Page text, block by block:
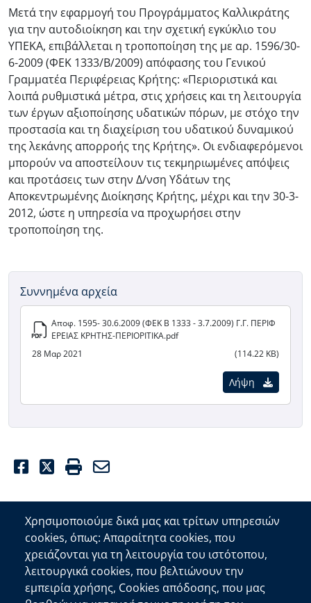
Μετά την εφαρμογή του Προγράμματος Καλλικράτης
για την αυτοδιοίκηση και την σχετική εγκύκλιο του
ΥΠΕΚΑ, επιβάλλεται η τροποποίηση της με αρ. 1596/30-
6-2009 (ΦΕΚ 1333/Β/2009) απόφασης του Γενικού
Γραμματέα Περιφέρειας Κρήτης: «Περιοριστικά και
λοιπά ρυθμιστικά μέτρα, στις χρήσεις και τη λειτουργία
των έργων αξιοποίησης υδατικών πόρων, με στόχο την
προστασία και τη διαχείριση του υδατικού δυναμικού
της λεκάνης απορροής της Κρήτης». Οι ενδιαφερόμενοι
μπορούν να αποστείλουν τις τεκμηριωμένες απόψεις
και προτάσεις των στην Δ/νση Υδάτων της
Αποκεντρωμένης Διοίκησης Κρήτης, μέχρι και την 30-3-
2012, ώστε η υπηρεσία να προχωρήσει στην
τροποποίηση της.
Συννημένα αρχεία
Αποφ. 1595- 30.6.2009 (ΦΕΚ Β 1333 - 3.7.2009) Γ.Γ. ΠΕΡΙΦ
ΕΡΕΙΑΣ ΚΡΗΤΗΣ-ΠΕΡΙΟΡΙΤΙΚΑ.pdf
28 Μαρ 2021
(114.22 KB)
Λήψη
Facebook
Twitter
Print
Επικοινωνία
Αποκεντρωμένη Διοίκηση Κρήτης
Πλατεία Κουντουριώτη 71202 Ηράκλειο
Χρησιμοποιούμε δικά μας και τρίτων υπηρεσιών
cookies, όπως: Απαραίτητα cookies, που
χρειάζονται για τη λειτουργία του ιστότοπου,
λειτουργικά cookies, που βελτιώνουν την
εμπειρία χρήσης, Cookies απόδοσης, που μας